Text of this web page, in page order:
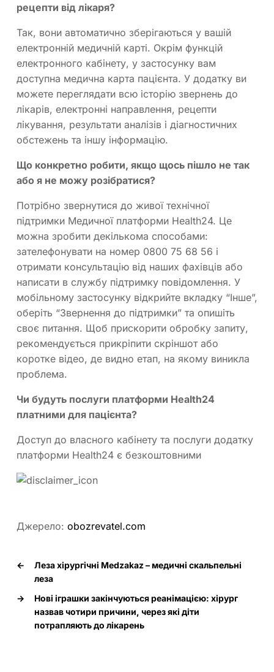
рецепти від лікаря?
Так, вони автоматично зберігаються у вашій
електронній медичній карті. Окрім функцій
електронного кабінету, у застосунку вам
доступна медична карта пацієнта. У додатку ви
можете переглядати всю історію звернень до
лікарів, електронні направлення, рецепти
лікування, результати аналізів і діагностичних
обстежень та іншу інформацію.
Що конкретно робити, якщо щось пішло не так
або я не можу розібратися?
Потрібно звернутися до живої технічної
підтримки Медичної платформи Health24. Це
можна зробити декількома способами:
зателефонувати на номер 0800 75 68 56 і
отримати консультацію від наших фахівців або
написати в службу підтримку повідомлення. У
мобільному застосунку відкрийте вкладку “Інше”,
оберіть “Звернення до підтримки” та опишіть
своє питання. Щоб прискорити обробку запиту,
рекомендується прикріпити скріншот або
коротке відео, де видно етап, на якому виникла
проблема.
Чи будуть послуги платформи Health24
платними для пацієнта?
Доступ до власного кабінету та послуги додатку
платформи Health24 є безкоштовними
Джерело: obozrevatel.com
←
Леза хірургічні Medzakaz – медичні скальпельні
леза
→
Нові іграшки закінчуються реанімацією: хірург
назвав чотири причини, через які діти
потрапляють до лікарень